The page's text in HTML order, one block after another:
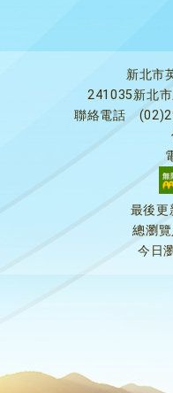
新北市
241035新北
聯絡電話
最後更
總瀏
今日